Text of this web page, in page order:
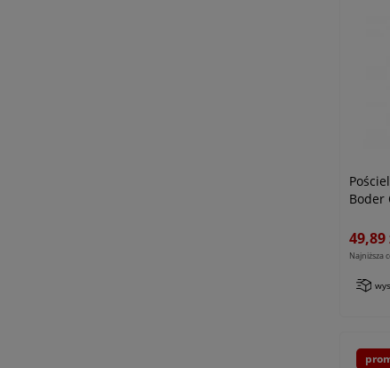
Boder
49,89
Najniższa